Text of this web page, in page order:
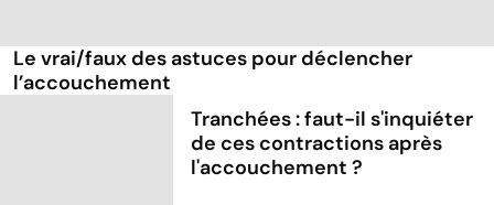
Le vrai/faux des astuces pour déclencher
l’accouchement
Tranchées : faut-il s'inquiéter
de ces contractions après
l'accouchement ?